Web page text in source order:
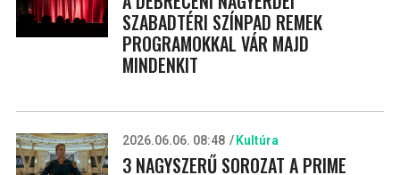
SZABADTÉRI SZÍNPAD REMEK
PROGRAMOKKAL VÁR MAJD
MINDENKIT
2026.06.06. 08:48 Kultúra
3 NAGYSZERŰ SOROZAT A PRIME